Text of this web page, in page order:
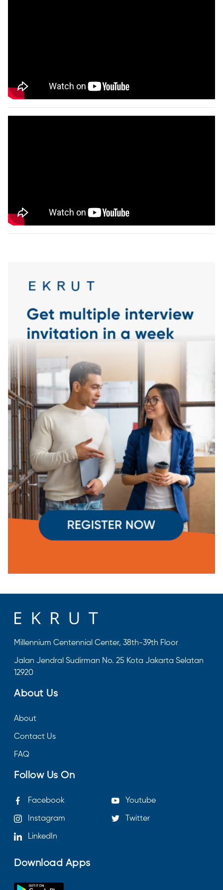
Millennium Centennial Center, 38th-39th Floor
Jalan Jendral Sudirman No. 25 Kota Jakarta Selatan
12920
About Us
About
Contact Us
FAQ
Follow Us On
Facebook Youtube
Instagram Twitter
LinkedIn
Download Apps